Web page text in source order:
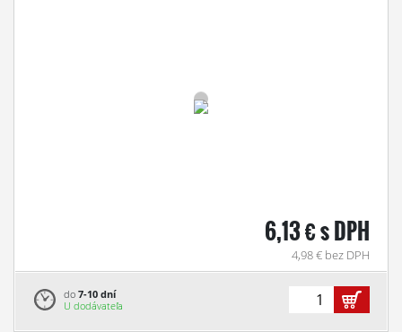
6,13 € s DPH
4,98 € bez DPH
do 7-10 dní
U dodávateľa